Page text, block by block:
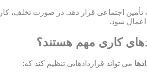
بیمه تأمین اجتماعی قرار دهد. در صورت
کاری مهم هستند؟
می تواند قراردادهایی تنظیم کند که: